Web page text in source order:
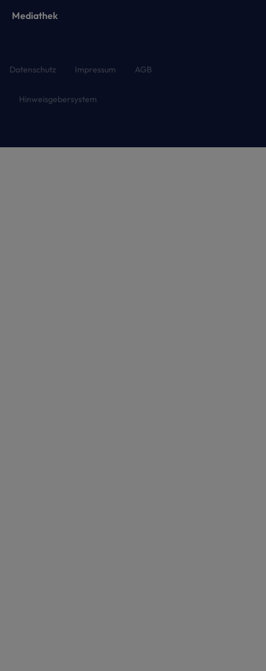
Mediathek
Datenschutz Impressum AGB
Hinweisgebersystem